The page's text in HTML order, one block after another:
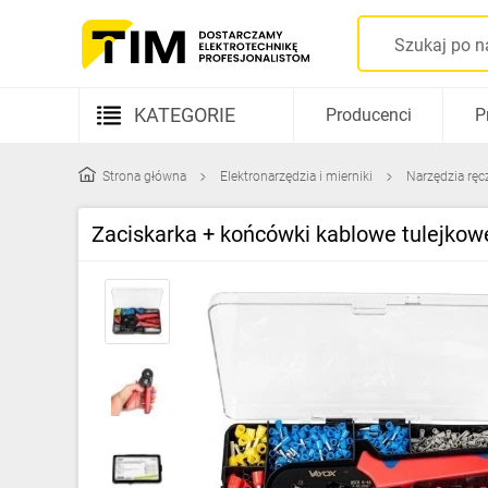
KATEGORIE
Kable i przewody
Elementy prowadzenia kabli
Fotowoltaika
Gniazda i łączniki
Oprawy oświetleniowe
Producenci
Strona główna Elektronarzędzia i mierniki Narzędzia
Zaciskarka + końcówki kablowe